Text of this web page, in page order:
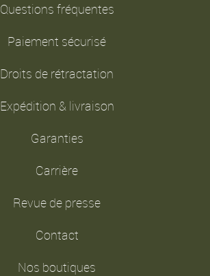
Questions fréquentes
Paiement sécurisé
Droits de rétractation
Expédition & livraison
Garanties
Carrière
Revue de presse
Contact
Nos boutiques